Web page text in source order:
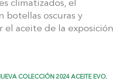
climatizados, el
botellas oscuras y
el aceite de la exposición
COLECCIÓN 2024 ACEITE EVO.